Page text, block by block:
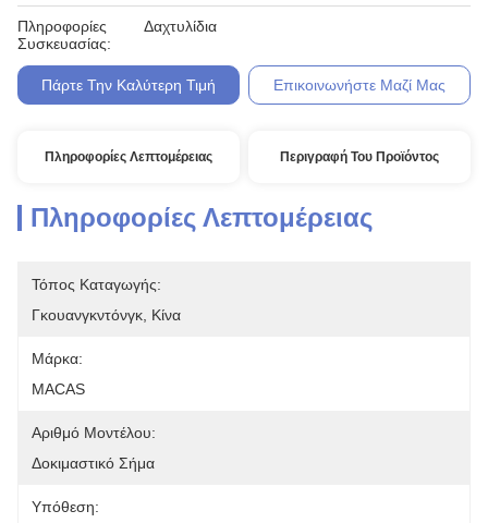
Πληροφορίες
Συσκευασίας:
Δαχτυλίδια
Πάρτε Την Καλύτερη Τιμή Επικοινωνήστε Μαζί Μας
Πληροφορίες Λεπτομέρειας Περιγραφή Του Προϊόντος
Πληροφορίες Λεπτομέρειας
Τόπος Καταγωγής:
Γκουανγκντόνγκ, Κίνα
Μάρκα:
MACAS
Αριθμό Μοντέλου:
Δοκιμαστικό Σήμα
Υπόθεση: